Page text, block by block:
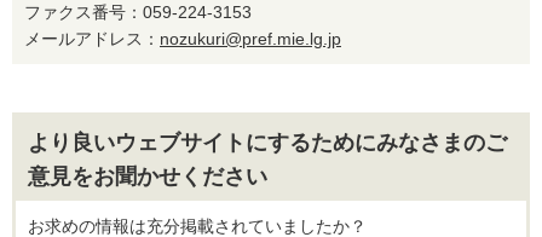
ファクス番号：059-224-3153
メールアドレス： nozukuri@pref.mie.lg.jp
より良いウェブサイトにするためにみなさまのご
意見をお聞かせください
お求めの情報は充分掲載されていましたか？